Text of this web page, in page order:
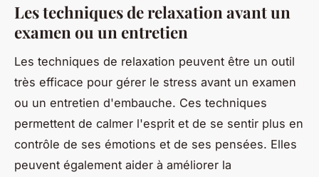
Les techniques de relaxation avant un
examen ou un entretien
Les techniques de relaxation peuvent être un outil
très efficace pour gérer le stress avant un examen
ou un entretien d'embauche. Ces techniques
permettent de calmer l'esprit et de se sentir plus en
contrôle de ses émotions et de ses pensées. Elles
peuvent également aider à améliorer la